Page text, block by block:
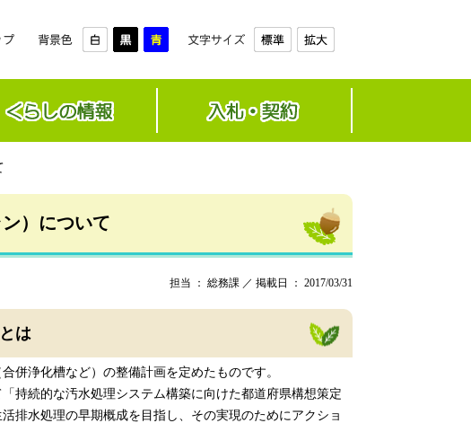
）について
担当 ： 総務課 ／ 掲載日 ： 2017/03/31
は
併浄化槽など）の整備計画を定めたものです。
持続的な汚水処理システム構築に向けた都道府県構想策定
排水処理の早期概成を目指し、その実現のためにアクショ